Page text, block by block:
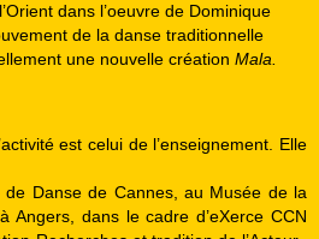
dans l’oeuvre de Dominique
de la danse traditionnelle
une nouvelle création Mala.
est celui de l’enseignement. Elle
de Danse de Cannes, au Musée de la
Angers, dans le cadre d’eXerce CCN